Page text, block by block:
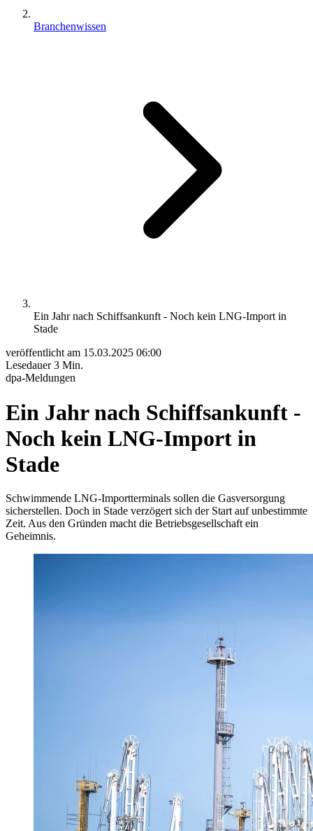
Branchenwissen
Ein Jahr nach Schiffsankunft - Noch kein LNG-Import in
Stade
veröffentlicht am 15.03.2025 06:00
Lesedauer3 Min.
dpa-Meldungen
Ein Jahr nach Schiffsankunft -
Noch kein LNG-Import in
Stade
Schwimmende LNG-Importterminals sollen die Gasversorgung
sicherstellen. Doch in Stade verzögert sich der Start auf unbestimmte
Zeit. Aus den Gründen macht die Betriebsgesellschaft ein
Geheimnis.